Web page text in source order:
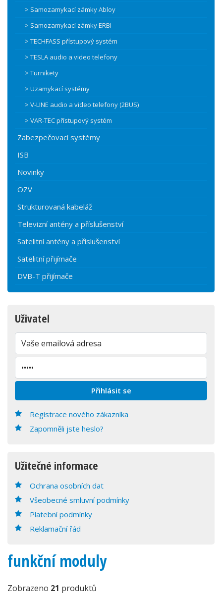
> Samozamykací zámky Abloy
> Samozamykací zámky ERBI
> TECHFASS přístupový systém
> TESLA audio a video telefony
> Turnikety
> Uzamykací systémy
> V-LINE audio a video telefony (2BUS)
> VAR-TEC přístupový systém
Zabezpečovací systémy
ISB
Novinky
OZV
Strukturovaná kabeláž
Televizní antény a příslušenství
Satelitní antény a příslušenství
Satelitní přijímače
DVB-T přijímače
Uživatel
Registrace nového zákazníka
Zapomněli jste heslo?
Užitečné informace
Ochrana osobních dat
Všeobecné smluvní podmínky
Platební podmínky
Reklamační řád
funkční moduly
Zobrazeno 21 produktů